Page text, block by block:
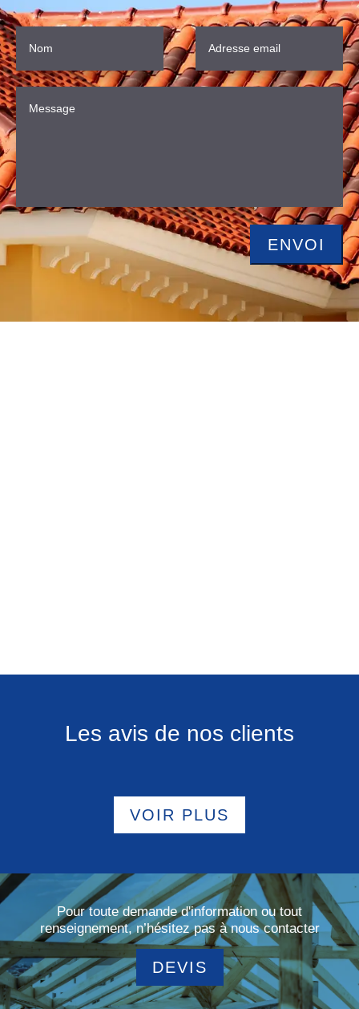
Les avis de nos clients
VOIR PLUS
Pour toute demande d'information ou tout
renseignement, n’hésitez pas à nous contacter
DEVIS